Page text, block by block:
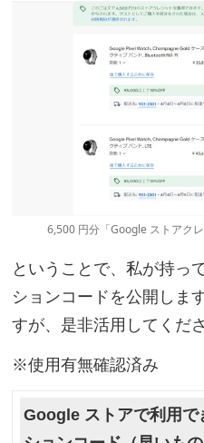
6,500 円分「Google ストアク
ということで、私が持っ
ションコードを公開しま
すが、是非活用してくださ
※使用有無確認済み
Google ストアで利用で